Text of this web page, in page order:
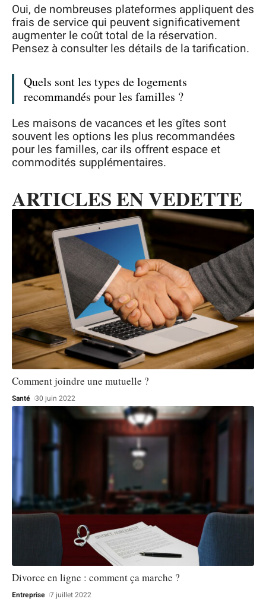
Oui, de nombreuses plateformes appliquent des
frais de service qui peuvent significativement
augmenter le coût total de la réservation.
Pensez à consulter les détails de la tarification.
Quels sont les types de logements
recommandés pour les familles ?
Les maisons de vacances et les gîtes sont
souvent les options les plus recommandées
pour les familles, car ils offrent espace et
commodités supplémentaires.
ARTICLES EN VEDETTE
Comment joindre une mutuelle ?
Santé 30 juin 2022
Divorce en ligne : comment ça marche ?
Entreprise 7 juillet 2022